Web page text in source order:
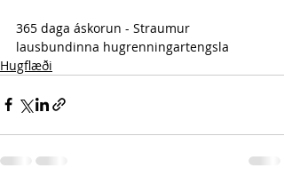
365 daga áskorun - Straumur
lausbundinna hugrenningartengsla
Hugflæði